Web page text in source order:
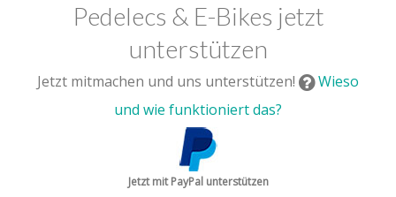
Pedelecs & E-Bikes jetzt
unterstützen
Jetzt mitmachen und uns unterstützen!
Wieso
und wie funktioniert das?
Jetzt mit PayPal unterstützen